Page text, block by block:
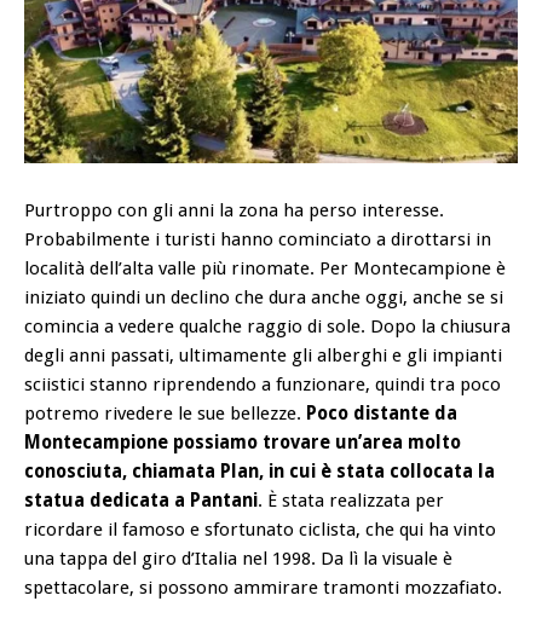
Purtroppo con gli anni la zona ha perso interesse.
Probabilmente i turisti hanno cominciato a dirottarsi in
località dell’alta valle più rinomate. Per Montecampione è
iniziato quindi un declino che dura anche oggi, anche se si
comincia a vedere qualche raggio di sole. Dopo la chiusura
degli anni passati, ultimamente gli alberghi e gli impianti
sciistici stanno riprendendo a funzionare, quindi tra poco
potremo rivedere le sue bellezze. Poco distante da
Montecampione possiamo trovare un’area molto
conosciuta, chiamata Plan, in cui è stata collocata la
statua dedicata a Pantani. È stata realizzata per
ricordare il famoso e sfortunato ciclista, che qui ha vinto
una tappa del giro d’Italia nel 1998. Da lì la visuale è
spettacolare, si possono ammirare tramonti mozzafiato.